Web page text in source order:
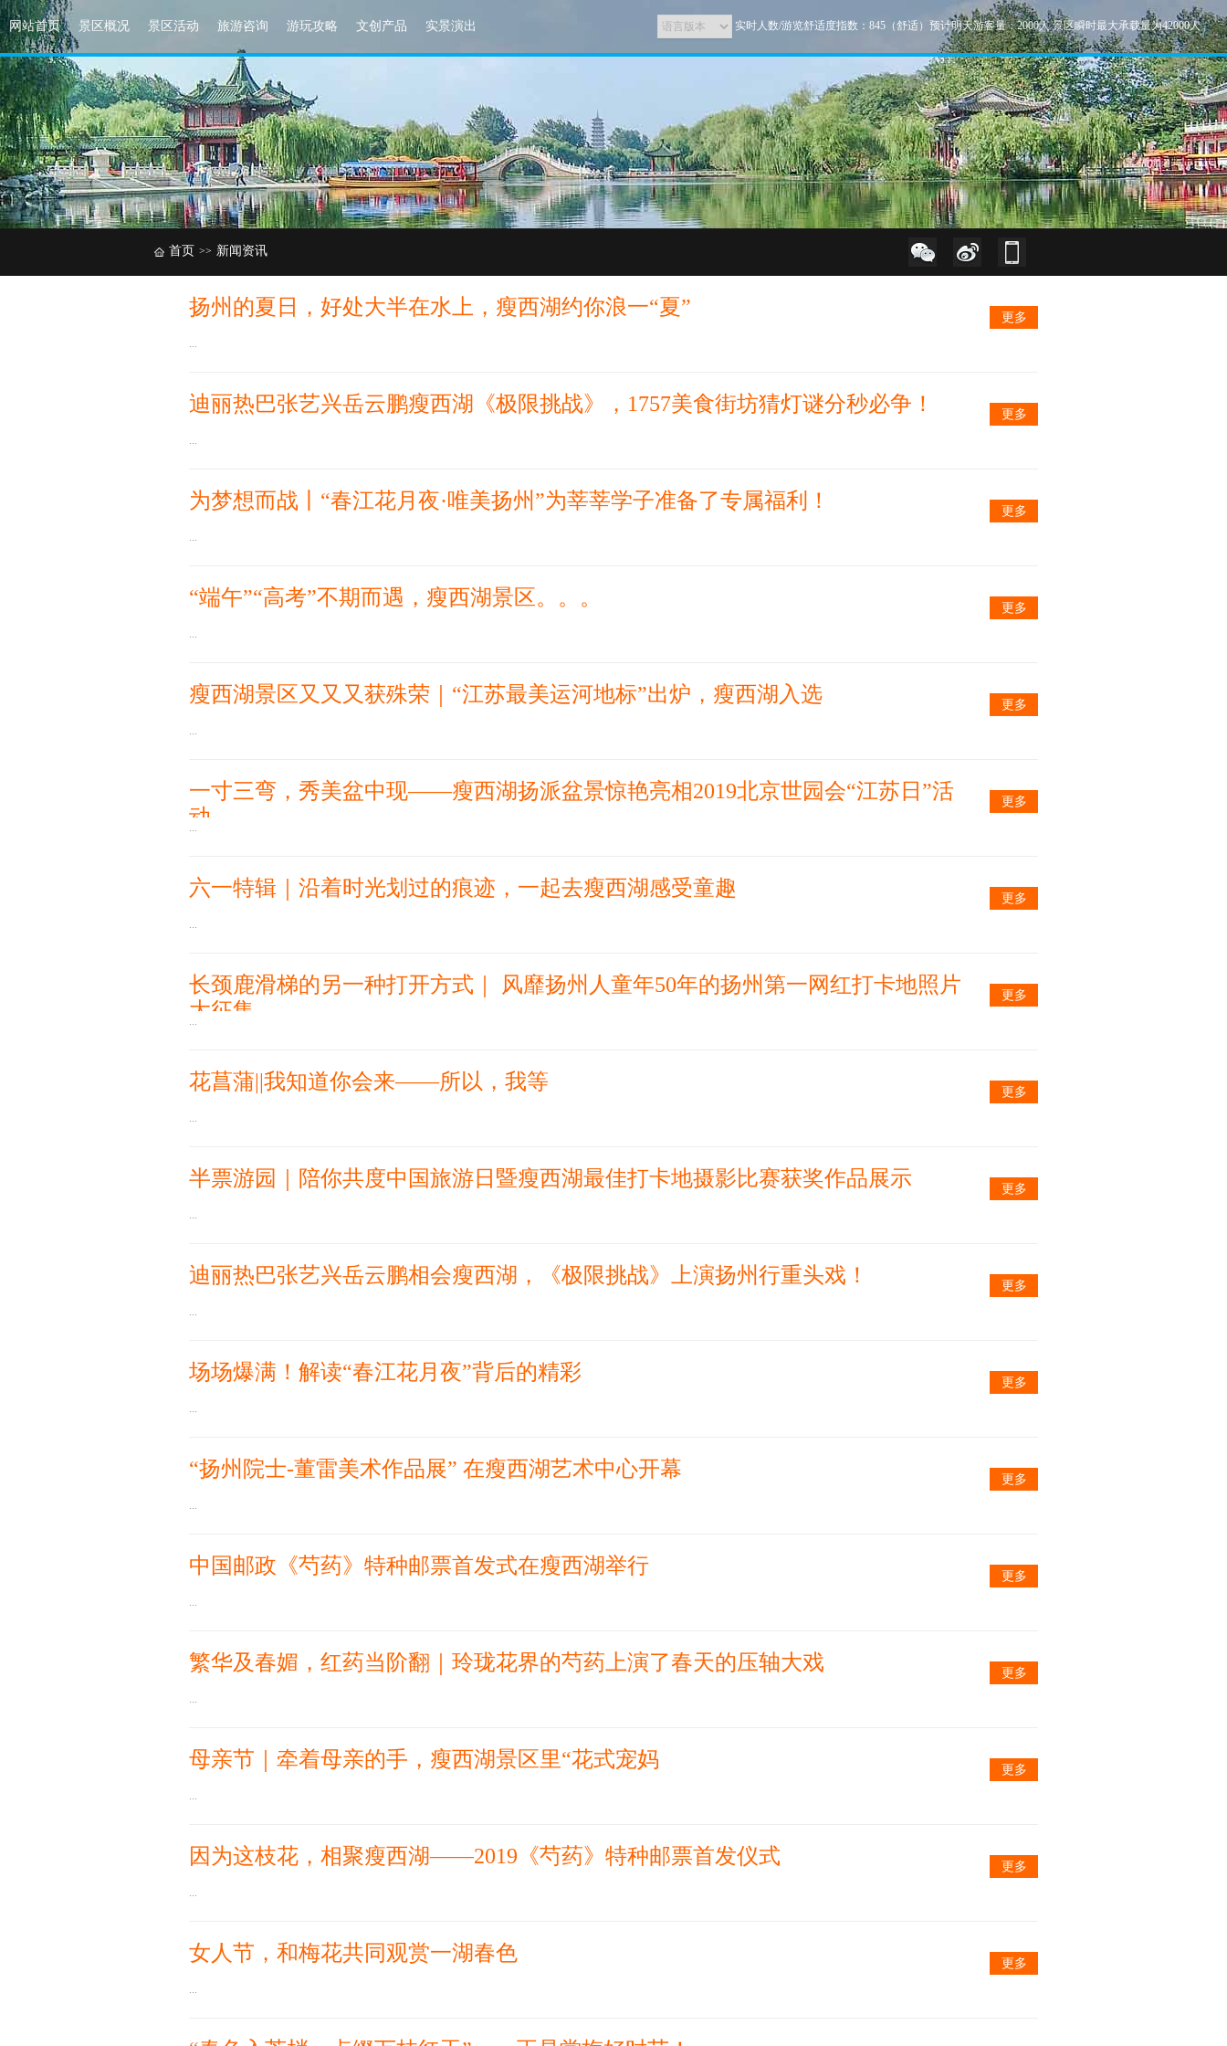
网站首页 景区概况 景区活动 旅游咨询 游玩攻略 文创产品 实景演出 实时人数/游览舒适度指数：845（舒适）预计明天游客量：2000人 景区瞬时最大承载量为42000人
首页 >> 新闻资讯
扬州的夏日，好处大半在水上，瘦西湖约你浪一“夏”
...
更多
迪丽热巴张艺兴岳云鹏瘦西湖《极限挑战》，1757美食街坊猜灯谜分秒必争！
...
更多
为梦想而战丨“春江花月夜·唯美扬州”为莘莘学子准备了专属福利！
...
更多
“端午”“高考”不期而遇，瘦西湖景区。。。
...
更多
瘦西湖景区又又又获殊荣｜“江苏最美运河地标”出炉，瘦西湖入选
...
更多
一寸三弯，秀美盆中现——瘦西湖扬派盆景惊艳亮相2019北京世园会“江苏日”活
动
...
更多
六一特辑｜沿着时光划过的痕迹，一起去瘦西湖感受童趣
...
更多
长颈鹿滑梯的另一种打开方式｜ 风靡扬州人童年50年的扬州第一网红打卡地照片
大征集
...
更多
花菖蒲||我知道你会来——所以，我等
...
更多
半票游园｜陪你共度中国旅游日暨瘦西湖最佳打卡地摄影比赛获奖作品展示
...
更多
迪丽热巴张艺兴岳云鹏相会瘦西湖，《极限挑战》上演扬州行重头戏！
...
更多
场场爆满！解读“春江花月夜”背后的精彩
...
更多
“扬州院士-董雷美术作品展” 在瘦西湖艺术中心开幕
...
更多
中国邮政《芍药》特种邮票首发式在瘦西湖举行
...
更多
繁华及春媚，红药当阶翻｜玲珑花界的芍药上演了春天的压轴大戏
...
更多
母亲节｜牵着母亲的手，瘦西湖景区里“花式宠妈
...
更多
因为这枝花，相聚瘦西湖——2019《芍药》特种邮票首发仪式
...
更多
女人节，和梅花共同观赏一湖春色
...
更多